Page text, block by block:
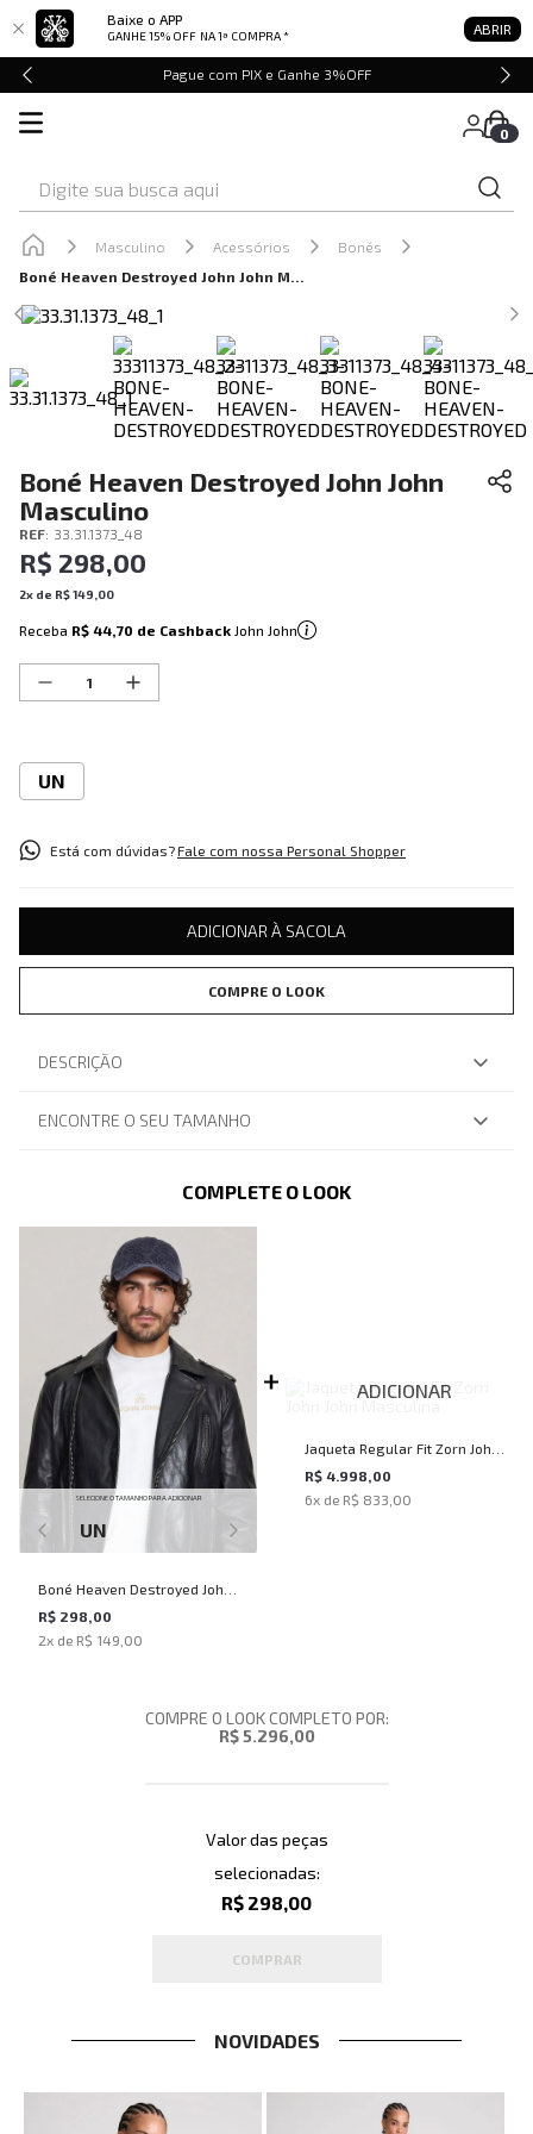
Baixe o APP
GANHE 15% OFF NA 1ª COMPRA * ABRIR
Pague com PIX e Ganhe 3%OFF
0
Masculino Acessórios
Bonés
Boné Heaven Destroyed John John Masculino
Boné Heaven Destroyed John John
Masculino
REF: 33.31.1373_48
R$ 298,00
2x de R$149 00
Receba R$ 44,70 de Cashback John John
UN
Está com dúvidas?Fale com nossa Personal Shopper
ADICIONAR À SACOLA
COMPRE O LOOK
DESCRIÇÃO
ENCONTRE O SEU TAMANHO
COMPLETE O LOOK
SELECIONE O TAMANHO PARA ADICIONAR
UN
Boné Heaven Destroyed John
John Masculino
R$ 298,00
2x de R$ 149,00
ADICIONAR
Jaqueta Regular Fit Zorn John
John Masculina
R$ 4.998,00
6x de R$ 833,00
COMPRE O LOOK COMPLETO POR:
R$ 5.296,00
Valor das peças
selecionadas:
R$ 298,00
COMPRAR
NOVIDADES